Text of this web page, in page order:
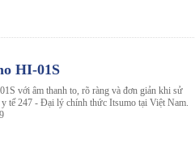
HI-01S
với âm thanh to, rõ ràng và đơn giản khi sử
tế 247 - Đại lý chính thức Itsumo tại Việt Nam.